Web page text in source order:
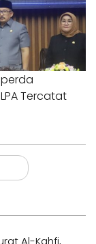
Tercatat
Al-Kahfi,